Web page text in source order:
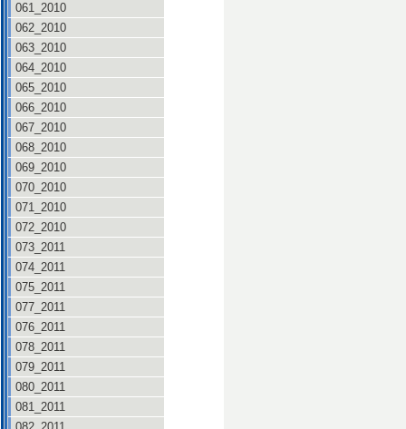
061_2010
062_2010
063_2010
064_2010
065_2010
066_2010
067_2010
068_2010
069_2010
070_2010
071_2010
072_2010
073_2011
074_2011
075_2011
077_2011
076_2011
078_2011
079_2011
080_2011
081_2011